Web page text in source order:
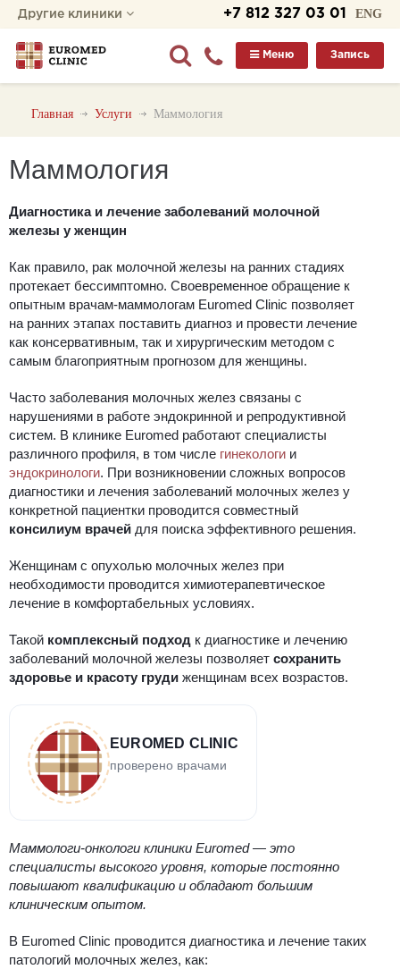
ENG
+7 812 327 03 01
Другие клиники
Запись
Меню
Главная Услуги Маммология
Маммология
Диагностика и лечение заболеваний молочной
железы у женщин
Как правило, рак молочной железы на ранних стадиях
протекает бессимптомно. Своевременное обращение к
опытным врачам-маммологам Euromed Clinic позволяет
на ранних этапах поставить диагноз и провести лечение
как консервативным, так и хирургическим методом с
самым благоприятным прогнозом для женщины.
Часто заболевания молочных желез связаны с
нарушениями в работе эндокринной и репродуктивной
систем. В клинике Euromed работают специалисты
различного профиля, в том числе гинекологи и
эндокринологи. При возникновении сложных вопросов
диагностики и лечения заболеваний молочных желез у
конкретной пациентки проводится совместный
консилиум врачей для поиска эффективного решения.
Женщинам с опухолью молочных желез при
необходимости проводится химиотерапевтическое
лечение в комфортабельных условиях.
Такой комплексный подход к диагностике и лечению
заболеваний молочной железы позволяет сохранить
здоровье и красоту груди женщинам всех возрастов.
EUROMED CLINIC
проверено врачами
Маммологи-онкологи клиники Euromed — это
специалисты высокого уровня, которые постоянно
повышают квалификацию и обладают большим
клиническим опытом.
В Euromed Clinic проводится диагностика и лечение таких
патологий молочных желез, как: